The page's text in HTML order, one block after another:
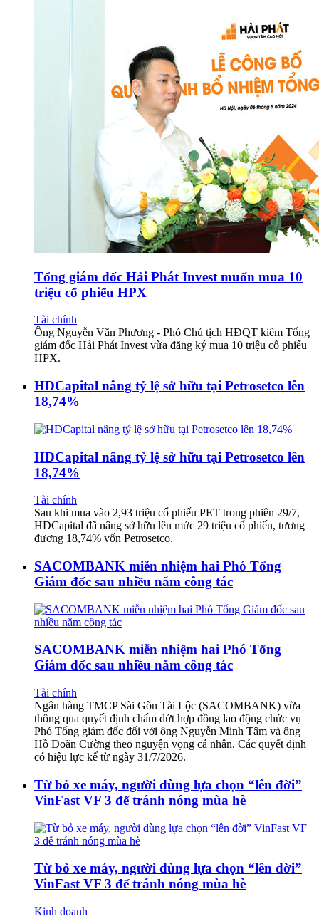
Tổng giám đốc Hải Phát Invest muốn mua 10
triệu cổ phiếu HPX
Tài chính
Ông Nguyễn Văn Phương - Phó Chủ tịch HĐQT kiêm Tổng
giám đốc Hải Phát Invest vừa đăng ký mua 10 triệu cổ phiếu
HPX.
HDCapital nâng tỷ lệ sở hữu tại Petrosetco lên
18,74%
HDCapital nâng tỷ lệ sở hữu tại Petrosetco lên
18,74%
Tài chính
Sau khi mua vào 2,93 triệu cổ phiếu PET trong phiên 29/7,
HDCapital đã nâng sở hữu lên mức 29 triệu cổ phiếu, tương
đương 18,74% vốn Petrosetco.
SACOMBANK miễn nhiệm hai Phó Tổng
Giám đốc sau nhiều năm công tác
SACOMBANK miễn nhiệm hai Phó Tổng
Giám đốc sau nhiều năm công tác
Tài chính
Ngân hàng TMCP Sài Gòn Tài Lộc (SACOMBANK) vừa
thông qua quyết định chấm dứt hợp đồng lao động chức vụ
Phó Tổng giám đốc đối với ông Nguyễn Minh Tâm và ông
Hồ Doãn Cường theo nguyện vọng cá nhân. Các quyết định
có hiệu lực kể từ ngày 31/7/2026.
Từ bỏ xe máy, người dùng lựa chọn “lên đời”
VinFast VF 3 để tránh nóng mùa hè
Từ bỏ xe máy, người dùng lựa chọn “lên đời”
VinFast VF 3 để tránh nóng mùa hè
Kinh doanh